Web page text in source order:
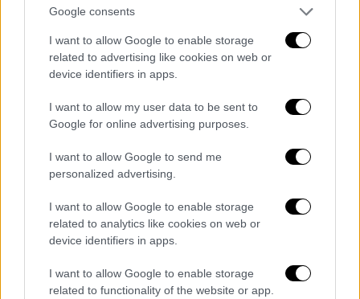
Google consents
I want to allow Google to enable storage
related to advertising like cookies on web or
device identifiers in apps.
I want to allow my user data to be sent to
Google for online advertising purposes.
I want to allow Google to send me
personalized advertising.
I want to allow Google to enable storage
related to analytics like cookies on web or
device identifiers in apps.
I want to allow Google to enable storage
related to functionality of the website or app.
Σύμφωνα με την πρώτη παλαιστινιακή πηγή,
ο χάρτης, που παρουσιάσθηκε από τοΙσραήλ
«προβλέπει τη διατήρηση στρατιωτικών
δυνάμεων σε περισσότερο από το 40% της
ολόγυρα στο έδαφος αυτό των δύο
εκατομμυρίων κατοίκων, που έχει υποστεί
καταστροφές από περισσότερο από 21
μήνες πολέμου.
Όπως έκανε γνωστό αυτή η πηγή,
ισλαμιστικό παλαιστινιακό κίνημα Χαμάς
«απορρίπτει σταθερά» αυτό το σχέδιο, το
οποίο έχει στόχο, σύμφωνα με την ίδια πηγή,